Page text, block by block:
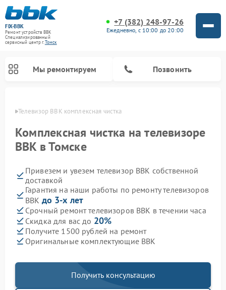
FIX-BBK
Ремонт устройств BBK
Специализированный
cервисный центр г.Томск
+7 (382) 248-97-26
Ежедневно, с 10:00 до 20:00
Мы ремонтируем Позвонить
Телевизор BBK комплексная чистка
Комплексная чистка на телевизоре
BBK в Томске
Привезем и увезем телевизор BBK собственной
доставкой
Гарантия на наши работы по ремонту телевизоров
BBK до 3-х лет
Срочный ремонт телевизоров BBK в течении часа
Скидка для вас до 20%
Получите 1500 рублей на ремонт
Оригинальные комплектующие BBK
Получить консультацию